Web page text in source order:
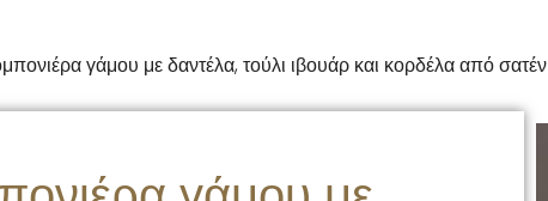
γάμου με δαντέλα, τούλι ιβουάρ και κορδέλα από σατέν